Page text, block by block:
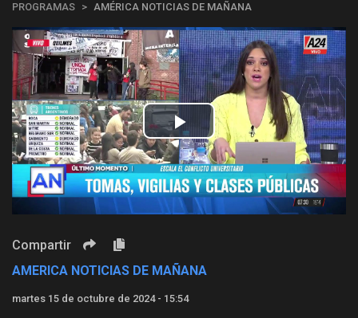
PROGRAMAS AMÉRICA NOTICIAS DE MAÑANA
Play
Video
Compartir
AMERICA NOTICIAS DE MAÑANA
martes 15 de octubre de 2024 - 15:54